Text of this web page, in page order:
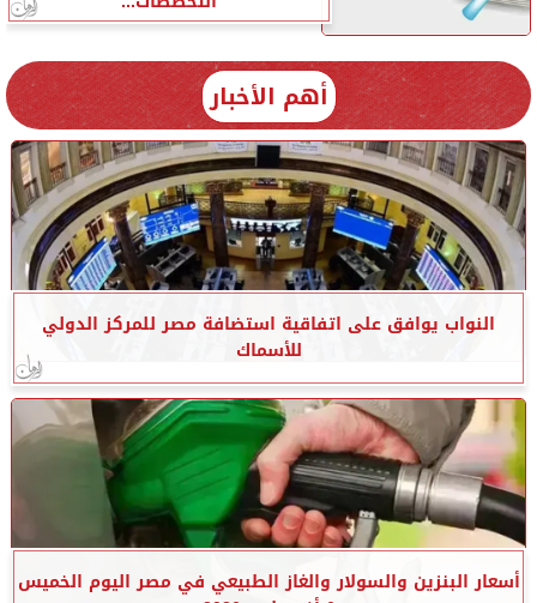
أهم الأخبار
النواب يوافق على اتفاقية استضافة مصر للمركز الدولي
للأسماك
أسعار البنزين والسولار والغاز الطبيعي في مصر اليوم الخميس